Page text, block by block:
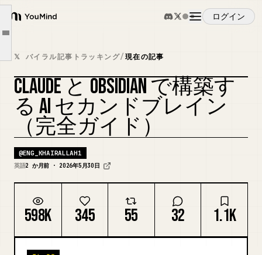
YouMind
ログイン
概要
ユースケース
スキル
プロンプト
ダウンロード
Article outline
ステップ 2：正しい方法でメモを取り始める
ステップ 7：複利効果
𝕏 バイラル記事トラッキング/現在の記事
カバーをリミックス
CLAUDE と OBSIDIAN で構築す
る AI セカンドブレイン
（完全ガイド）
@ENG_KHAIRALLAH1
英語2 か月前 · 2026年5月30日
598K 345 55 32 1.1K